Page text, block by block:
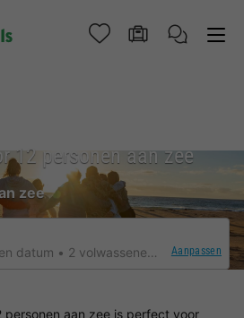
12 personen aan zee
zee
datum
2 volwassenen Elke
Aanpassen
personen aan zee is perfect voor